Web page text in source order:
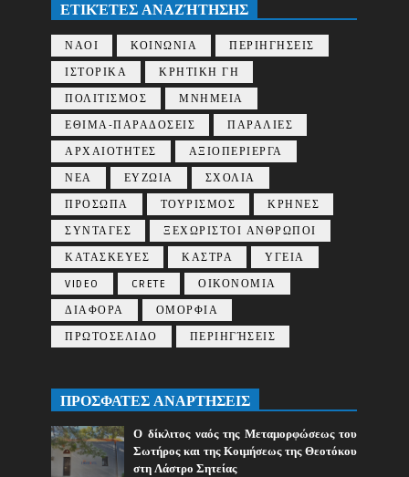
ΕΤΙΚΈΤΕΣ ΑΝΑΖΉΤΗΣΗΣ
ΝΑΟΙ ΚΟΙΝΩΝΙΑ
ΠΕΡΙΗΓΗΣΕΙΣ
ΙΣΤΟΡΙΚΑ
ΚΡΗΤΙΚΗ ΓΗ
ΠΟΛΙΤΙΣΜΟΣ
ΜΝΗΜΕΙΑ
ΕΘΙΜΑ-ΠΑΡΑΔΟΣΕΙΣ
ΠΑΡΑΛΙΕΣ
ΑΡΧΑΙΟΤΗΤΕΣ
ΑΞΙΟΠΕΡΙΕΡΓΑ
ΝΕΑ
ΕΥΖΩΙΑ
ΣΧΟΛΙΑ
ΠΡΟΣΩΠΑ
ΤΟΥΡΙΣΜΟΣ
ΚΡΗΝΕΣ
ΣΥΝΤΑΓΕΣ
ΞΕΧΩΡΙΣΤΟΙ ΑΝΘΡΩΠΟΙ
ΚΑΤΑΣΚΕΥΕΣ
ΚΑΣΤΡΑ
ΥΓΕΙΑ
VIDEO
CRETE
ΟΙΚΟΝΟΜΙΑ
ΔΙΑΦΟΡΑ
ΟΜΟΡΦΙΑ
ΠΡΩΤΟΣΕΛΙΔΟ
ΠΕΡΙΗΓΉΣΕΙΣ
ΠΡΟΣΦΑΤΕΣ ΑΝΑΡΤΗΣΕΙΣ
Ο δίκλιτος ναός της Μεταμορφώσεως του
Σωτήρος και της Κοιμήσεως της Θεοτόκου
στη Λάστρο Σητείας